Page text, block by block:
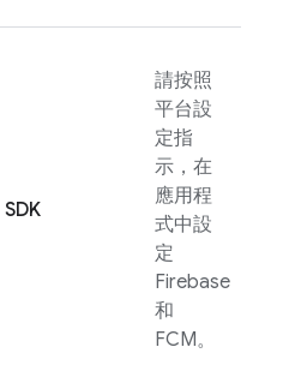
SDK
請按照
平台設
定指
示，在
應用程
式中設
定
Firebase
和
FCM。